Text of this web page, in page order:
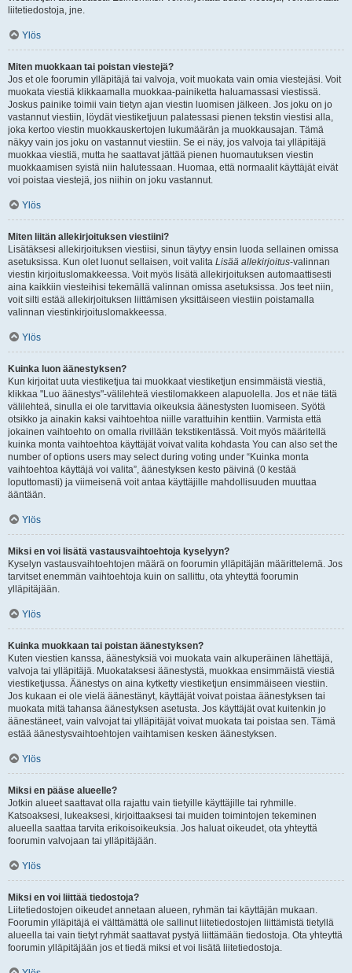
liitetiedostoja, jne.
Ylös
Miten muokkaan tai poistan viestejä?
Jos et ole foorumin ylläpitäjä tai valvoja, voit muokata vain omia viestejäsi. Voit
muokata viestiä klikkaamalla muokkaa-painiketta haluamassasi viestissä.
Joskus painike toimii vain tietyn ajan viestin luomisen jälkeen. Jos joku on jo
vastannut viestiin, löydät viestiketjuun palatessasi pienen tekstin viestisi alla,
joka kertoo viestin muokkauskertojen lukumäärän ja muokkausajan. Tämä
näkyy vain jos joku on vastannut viestiin. Se ei näy, jos valvoja tai ylläpitäjä
muokkaa viestiä, mutta he saattavat jättää pienen huomautuksen viestin
muokkaamisen syistä niin halutessaan. Huomaa, että normaalit käyttäjät eivät
voi poistaa viestejä, jos niihin on joku vastannut.
Ylös
Miten liitän allekirjoituksen viestiini?
Lisätäksesi allekirjoituksen viestiisi, sinun täytyy ensin luoda sellainen omissa
asetuksissa. Kun olet luonut sellaisen, voit valita Lisää allekirjoitus-valinnan
viestin kirjoituslomakkeessa. Voit myös lisätä allekirjoituksen automaattisesti
aina kaikkiin viesteihisi tekemällä valinnan omissa asetuksissa. Jos teet niin,
voit silti estää allekirjoituksen liittämisen yksittäiseen viestiin poistamalla
valinnan viestinkirjoituslomakkeessa.
Ylös
Kuinka luon äänestyksen?
Kun kirjoitat uuta viestiketjua tai muokkaat viestiketjun ensimmäistä viestiä,
klikkaa "Luo äänestys"-välilehteä viestilomakkeen alapuolella. Jos et näe tätä
välilehteä, sinulla ei ole tarvittavia oikeuksia äänestysten luomiseen. Syötä
otsikko ja ainakin kaksi vaihtoehtoa niille varattuihin kenttiin. Varmista että
jokainen vaihtoehto on omalla rivillään tekstikentässä. Voit myös määritellä
kuinka monta vaihtoehtoa käyttäjät voivat valita kohdasta You can also set the
number of options users may select during voting under “Kuinka monta
vaihtoehtoa käyttäjä voi valita”, äänestyksen kesto päivinä (0 kestää
loputtomasti) ja viimeisenä voit antaa käyttäjille mahdollisuuden muuttaa
ääntään.
Ylös
Miksi en voi lisätä vastausvaihtoehtoja kyselyyn?
Kyselyn vastausvaihtoehtojen määrä on foorumin ylläpitäjän määrittelemä. Jos
tarvitset enemmän vaihtoehtoja kuin on sallittu, ota yhteyttä foorumin
ylläpitäjään.
Ylös
Kuinka muokkaan tai poistan äänestyksen?
Kuten viestien kanssa, äänestyksiä voi muokata vain alkuperäinen lähettäjä,
valvoja tai ylläpitäjä. Muokataksesi äänestystä, muokkaa ensimmäistä viestiä
viestiketjussa. Äänestys on aina kytketty viestiketjun ensimmäiseen viestiin.
Jos kukaan ei ole vielä äänestänyt, käyttäjät voivat poistaa äänestyksen tai
muokata mitä tahansa äänestyksen asetusta. Jos käyttäjät ovat kuitenkin jo
äänestäneet, vain valvojat tai ylläpitäjät voivat muokata tai poistaa sen. Tämä
estää äänestysvaihtoehtojen vaihtamisen kesken äänestyksen.
Ylös
Miksi en pääse alueelle?
Jotkin alueet saattavat olla rajattu vain tietyille käyttäjille tai ryhmille.
Katsoaksesi, lukeaksesi, kirjoittaaksesi tai muiden toimintojen tekeminen
alueella saattaa tarvita erikoisoikeuksia. Jos haluat oikeudet, ota yhteyttä
foorumin valvojaan tai ylläpitäjään.
Ylös
Miksi en voi liittää tiedostoja?
Liitetiedostojen oikeudet annetaan alueen, ryhmän tai käyttäjän mukaan.
Foorumin ylläpitäjä ei välttämättä ole sallinut liitetiedostojen liittämistä tietyllä
alueella tai vain tietyt ryhmät saattavat pystyä liittämään tiedostoja. Ota yhteyttä
foorumin ylläpitäjään jos et tiedä miksi et voi lisätä liitetiedostoja.